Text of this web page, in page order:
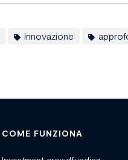
innovazione
COME FUNZIONA